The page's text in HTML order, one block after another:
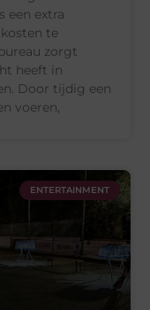
een extra
te
zorgt
heeft in
Door tijdig een
voeren,
ENTERTAINMENT